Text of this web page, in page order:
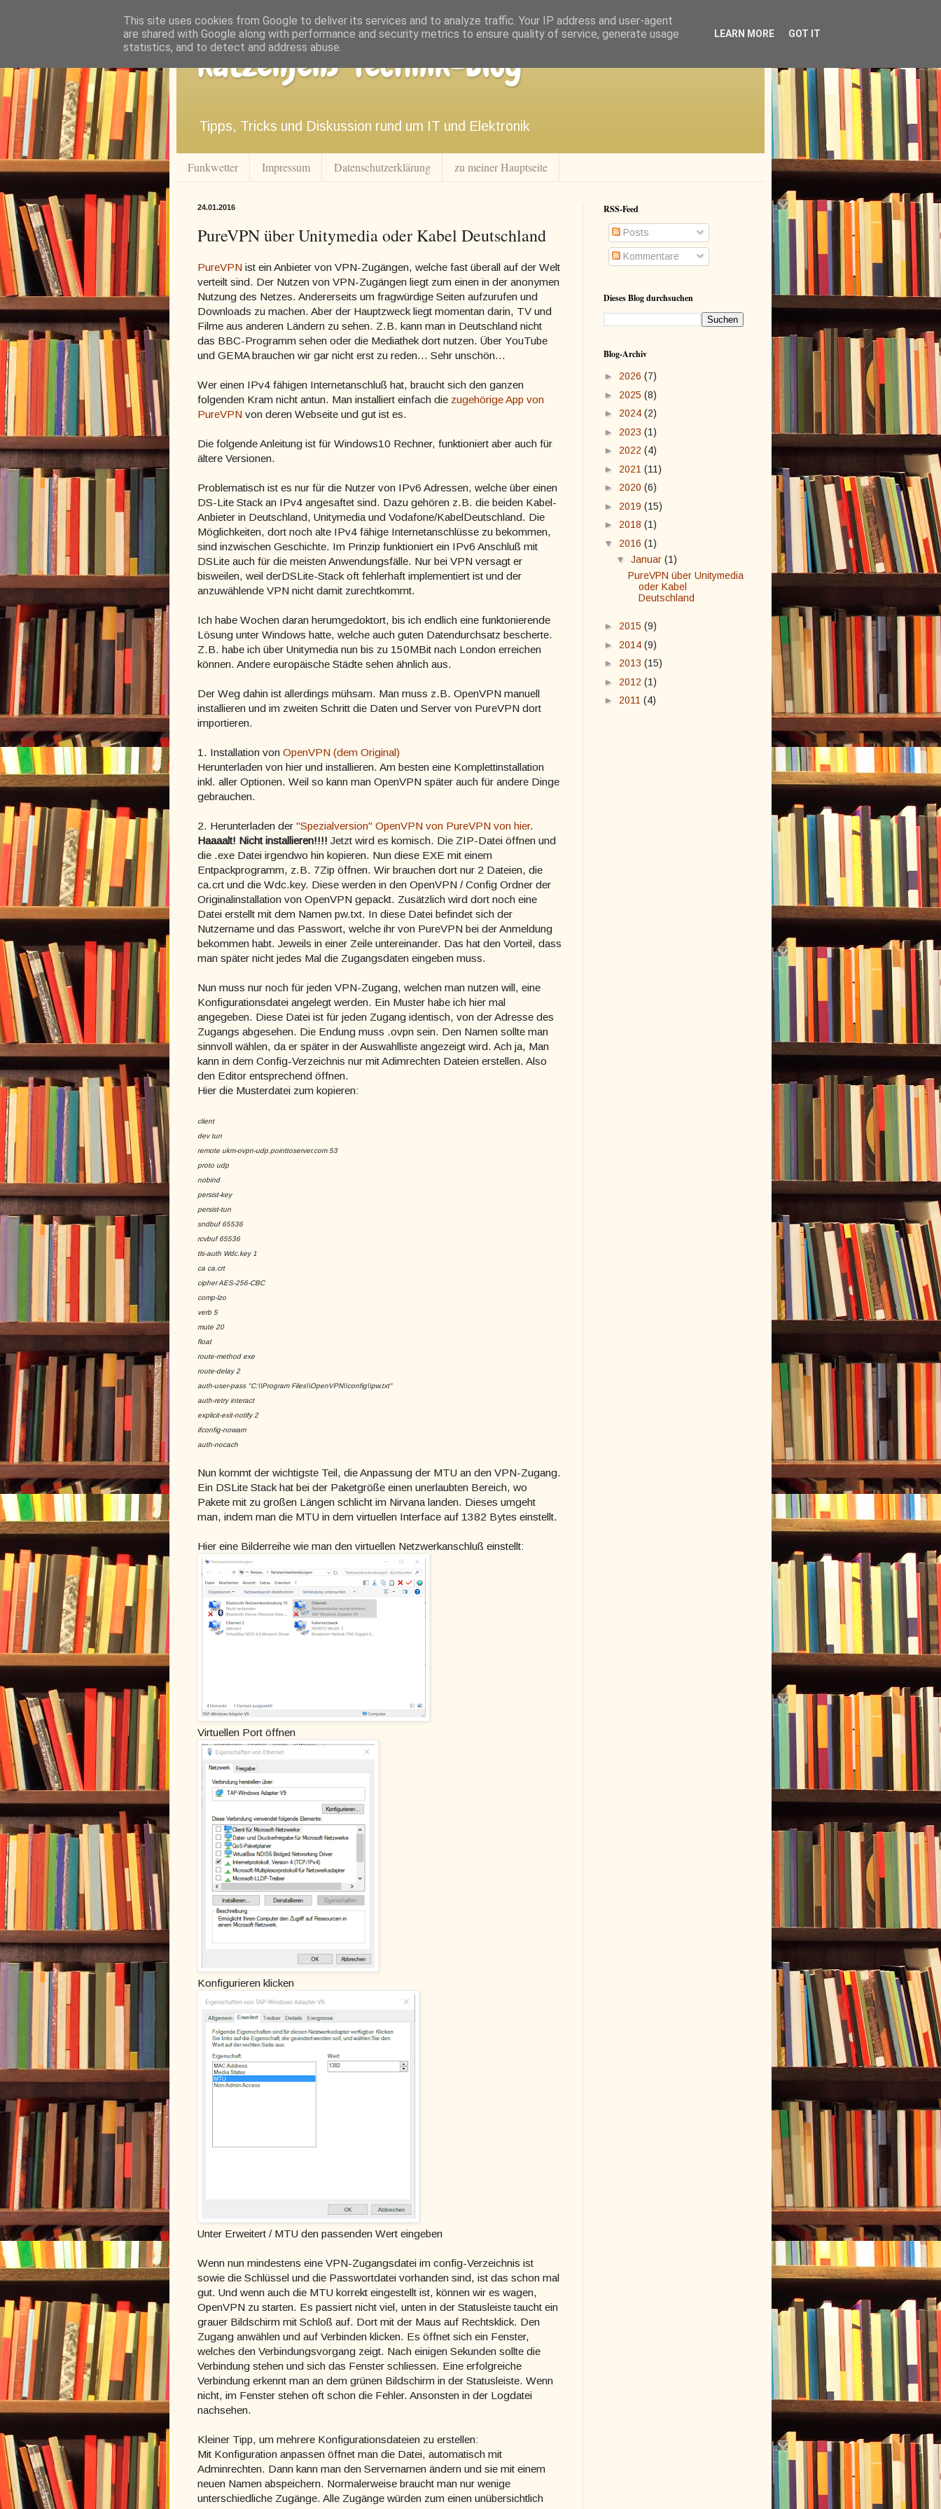
katzenjens' Technik-Blog
Tipps, Tricks und Diskussion rund um IT und Elektronik
Funkwetter Impressum Datenschutzerklärung zu meiner Hauptseite
24.01.2016
PureVPN über Unitymedia oder Kabel Deutschland
PureVPN ist ein Anbieter von VPN-Zugängen, welche fast überall auf der Welt
verteilt sind. Der Nutzen von VPN-Zugängen liegt zum einen in der anonymen
Nutzung des Netzes. Andererseits um fragwürdige Seiten aufzurufen und
Downloads zu machen. Aber der Hauptzweck liegt momentan darin, TV und
Filme aus anderen Ländern zu sehen. Z.B. kann man in Deutschland nicht
das BBC-Programm sehen oder die Mediathek dort nutzen. Über YouTube
und GEMA brauchen wir gar nicht erst zu reden... Sehr unschön...
Wer einen IPv4 fähigen Internetanschluß hat, braucht sich den ganzen
folgenden Kram nicht antun. Man installiert einfach die zugehörige App von
PureVPN von deren Webseite und gut ist es.
Die folgende Anleitung ist für Windows10 Rechner, funktioniert aber auch für
ältere Versionen.
Problematisch ist es nur für die Nutzer von IPv6 Adressen, welche über einen
DS-Lite Stack an IPv4 angesaftet sind. Dazu gehören z.B. die beiden Kabel-
Anbieter in Deutschland, Unitymedia und Vodafone/KabelDeutschland. Die
Möglichkeiten, dort noch alte IPv4 fähige Internetanschlüsse zu bekommen,
sind inzwischen Geschichte. Im Prinzip funktioniert ein IPv6 Anschluß mit
DSLite auch für die meisten Anwendungsfälle. Nur bei VPN versagt er
bisweilen, weil derDSLite-Stack oft fehlerhaft implementiert ist und der
anzuwählende VPN nicht damit zurechtkommt.
Ich habe Wochen daran herumgedoktort, bis ich endlich eine funktonierende
Lösung unter Windows hatte, welche auch guten Datendurchsatz bescherte.
Z.B. habe ich über Unitymedia nun bis zu 150MBit nach London erreichen
können. Andere europäische Städte sehen ähnlich aus.
Der Weg dahin ist allerdings mühsam. Man muss z.B. OpenVPN manuell
installieren und im zweiten Schritt die Daten und Server von PureVPN dort
importieren.
1. Installation von OpenVPN (dem Original)
Herunterladen von hier und installieren. Am besten eine Komplettinstallation
inkl. aller Optionen. Weil so kann man OpenVPN später auch für andere Dinge
gebrauchen.
2. Herunterladen der "Spezialversion" OpenVPN von PureVPN von hier.
Haaaalt! Nicht installieren!!!! Jetzt wird es komisch. Die ZIP-Datei öffnen und
die .exe Datei irgendwo hin kopieren. Nun diese EXE mit einem
Entpackprogramm, z.B. 7Zip öffnen. Wir brauchen dort nur 2 Dateien, die
ca.crt und die Wdc.key. Diese werden in den OpenVPN / Config Ordner der
Originalinstallation von OpenVPN gepackt. Zusätzlich wird dort noch eine
Datei erstellt mit dem Namen pw.txt. In diese Datei befindet sich der
Nutzername und das Passwort, welche ihr von PureVPN bei der Anmeldung
bekommen habt. Jeweils in einer Zeile untereinander. Das hat den Vorteil, dass
man später nicht jedes Mal die Zugangsdaten eingeben muss.
Nun muss nur noch für jeden VPN-Zugang, welchen man nutzen will, eine
Konfigurationsdatei angelegt werden. Ein Muster habe ich hier mal
angegeben. Diese Datei ist für jeden Zugang identisch, von der Adresse des
Zugangs abgesehen. Die Endung muss .ovpn sein. Den Namen sollte man
sinnvoll wählen, da er später in der Auswahlliste angezeigt wird. Ach ja, Man
kann in dem Config-Verzeichnis nur mit Adimrechten Dateien erstellen. Also
den Editor entsprechend öffnen.
Hier die Musterdatei zum kopieren:
client
dev tun
remote ukm-ovpn-udp.pointtoserver.com 53
proto udp
nobind
persist-key
persist-tun
sndbuf 65536
rcvbuf 65536
tls-auth Wdc.key 1
ca ca.crt
cipher AES-256-CBC
comp-lzo
verb 5
mute 20
float
route-method exe
route-delay 2
auth-user-pass "C:\\Program Files\\OpenVPN\\config\\pw.txt"
auth-retry interact
explicit-exit-notify 2
ifconfig-nowarn
auth-nocach
Nun kommt der wichtigste Teil, die Anpassung der MTU an den VPN-Zugang.
Ein DSLite Stack hat bei der Paketgröße einen unerlaubten Bereich, wo
Pakete mit zu großen Längen schlicht im Nirvana landen. Dieses umgeht
man, indem man die MTU in dem virtuellen Interface auf 1382 Bytes einstellt.
Hier eine Bilderreihe wie man den virtuellen Netzwerkanschluß einstellt:
Virtuellen Port öffnen
Konfigurieren klicken
Unter Erweitert / MTU den passenden Wert eingeben
Wenn nun mindestens eine VPN-Zugangsdatei im config-Verzeichnis ist
sowie die Schlüssel und die Passwortdatei vorhanden sind, ist das schon mal
gut. Und wenn auch die MTU korrekt eingestellt ist, können wir es wagen,
OpenVPN zu starten. Es passiert nicht viel, unten in der Statusleiste taucht ein
grauer Bildschirm mit Schloß auf. Dort mit der Maus auf Rechtsklick. Den
Zugang anwählen und auf Verbinden klicken. Es öffnet sich ein Fenster,
welches den Verbindungsvorgang zeigt. Nach einigen Sekunden sollte die
Verbindung stehen und sich das Fenster schliessen. Eine erfolgreiche
Verbindung erkennt man an dem grünen Bildschirm in der Statusleiste. Wenn
nicht, im Fenster stehen oft schon die Fehler. Ansonsten in der Logdatei
nachsehen.
Kleiner Tipp, um mehrere Konfigurationsdateien zu erstellen:
Mit Konfiguration anpassen öffnet man die Datei, automatisch mit
Adminrechten. Dann kann man den Servernamen ändern und sie mit einem
neuen Namen abspeichern. Normalerweise braucht man nur wenige
unterschiedliche Zugänge. Alle Zugänge würden zum einen unübersichtlich
RSS-Feed
Posts
Kommentare
Dieses Blog durchsuchen
Blog-Archiv
► 2026 (7)
► 2025 (8)
► 2024 (2)
► 2023 (1)
► 2022 (4)
► 2021 (11)
► 2020 (6)
► 2019 (15)
► 2018 (1)
▼ 2016 (1)
▼ Januar (1)
PureVPN über Unitymedia
oder Kabel
Deutschland
► 2015 (9)
► 2014 (9)
► 2013 (15)
► 2012 (1)
► 2011 (4)
This site uses cookies from Google to deliver its services and to analyze traffic. Your IP address and user-agent
are shared with Google along with performance and security metrics to ensure quality of service, generate usage
statistics, and to detect and address abuse.
LEARN MORE GOT IT